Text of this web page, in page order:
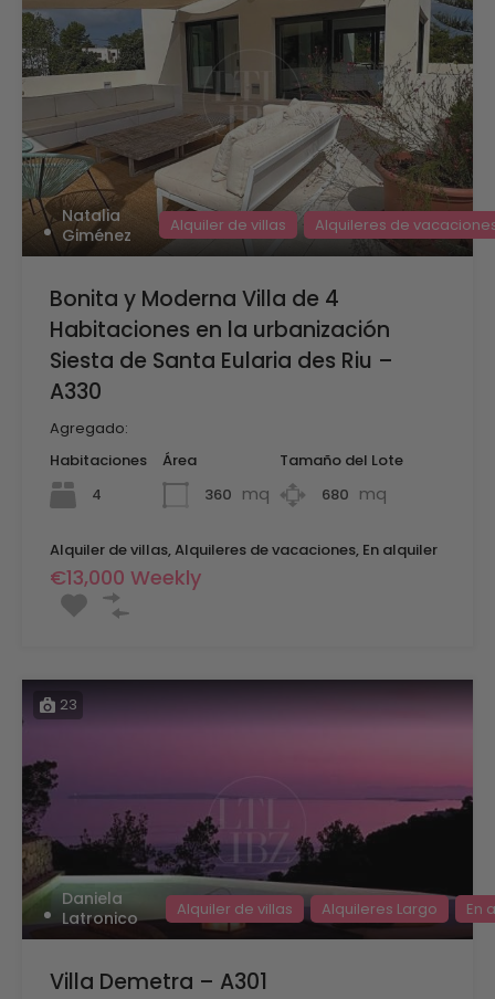
Natalia
Giménez
Alquiler de villas Alquileres de
Bonita y Moderna Villa de 4
Habitaciones en la urbanización
Siesta de Santa Eularia des Riu –
A330
Agregado:
Habitaciones
4
Área
360 mq
Tamaño del Lote
680 mq
Alquiler de villas, Alquileres de vacaciones, En alquiler
€13,000 Weekly
23
Daniela
Latronico
Alquiler de villas Alquileres Largo En
Villa Demetra – A301